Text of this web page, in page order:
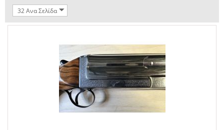
32 Ανα Σελίδα